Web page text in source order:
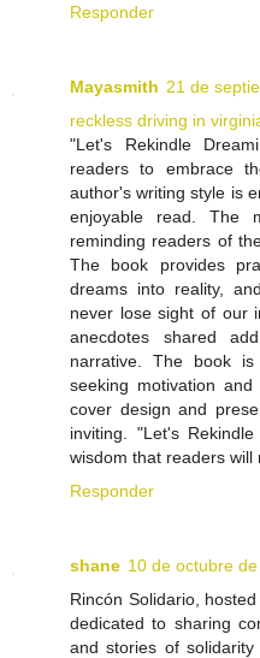
Responder
Mayasmith 21 de
reckless driving in
"Let's Rekindle
readers to embrace
author's writing style is
enjoyable read. The
reminding readers of
The book provides
dreams into reality,
never lose sight of our
anecdotes shared
narrative. The book
seeking motivation
cover design and
inviting. "Let's
wisdom that readers will
Responder
shane 10 de octubre
Rincón Solidario,
dedicated to sharing
and stories of